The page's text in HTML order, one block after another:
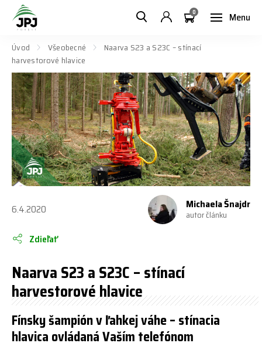
Menu
0
Úvod Všeobecné
Naarva S23 a S23C – stínací
harvestorové hlavice
6.4.2020
Zdieľať
Michaela Šnajdr
autor článku
Naarva S23 a S23C – stínací
harvestorové hlavice
Fínsky šampión v ľahkej váhe – stínacia
hlavica ovládaná Vaším telefónom